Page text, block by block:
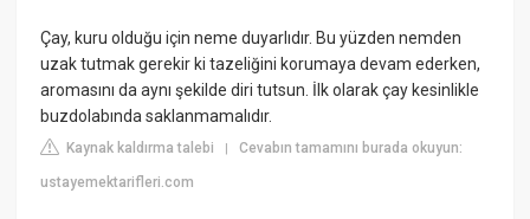
Çay, kuru olduğu için neme duyarlıdır. Bu yüzden nemden
uzak tutmak gerekir ki tazeliğini korumaya devam ederken,
aromasını da aynı şekilde diri tutsun. İlk olarak çay kesinlikle
buzdolabında saklanmamalıdır.
Kaynak kaldırma talebi |Cevabın tamamını burada okuyun:
ustayemektarifleri.com